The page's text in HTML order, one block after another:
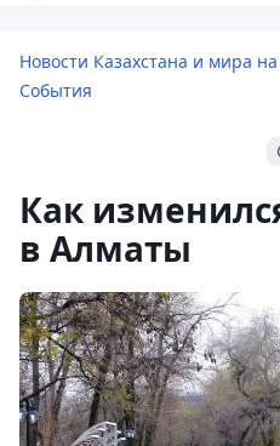
Новости Казахстана и мира на
События
Как
в Алматы